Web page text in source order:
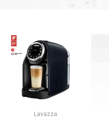
Lavazza